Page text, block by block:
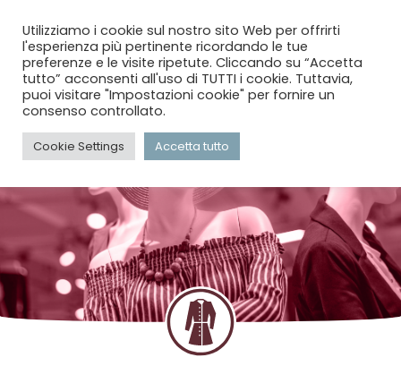
menu
Utilizziamo i cookie sul nostro sito Web per offrirti
l'esperienza più pertinente ricordando le tue
preferenze e le visite ripetute. Cliccando su “Accetta
tutto” acconsenti all'uso di TUTTI i cookie. Tuttavia,
puoi visitare "Impostazioni cookie" per fornire un
consenso controllato.
Cookie Settings Accetta tutto